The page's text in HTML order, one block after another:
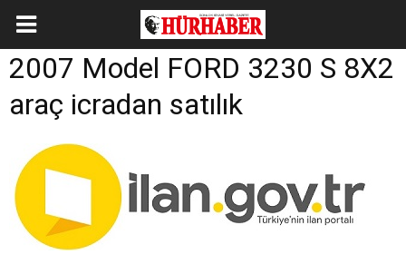
2007 Model FORD 3230 S 8X2
araç icradan satılık